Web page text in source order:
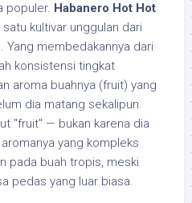
populer. Habanero Hot Hot
kultivar unggulan dari
Yang membedakannya dari
konsistensi tingkat
aroma buahnya (fruit) yang
dia matang sekalipun.
"fruit" — bukan karena dia
yang kompleks
pada buah tropis, meski
pedas yang luar biasa.